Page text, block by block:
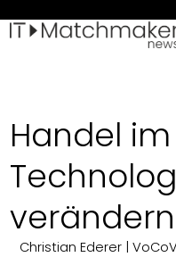
Handel
Christian Ederer |